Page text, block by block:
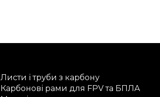
Листи і труби з карбону
Карбонові рами для FPV та БПЛА